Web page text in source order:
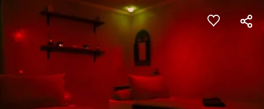
Panneau de gestion des cookies